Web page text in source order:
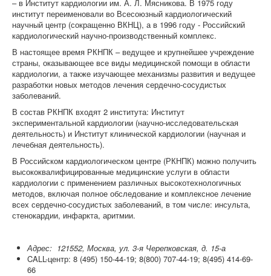
– в Институт кардиологии им. А. Л. Мясникова. В 1975 году
институт переименовали во Всесоюзный кардиологический
научный центр (сокращенно ВКНЦ), а в 1996 году - Российский
кардиологический научно-производственный комплекс.
В настоящее время РКНПК – ведущее и крупнейшее учреждение
страны, оказывающее все виды медицинской помощи в области
кардиологии, а также изучающее механизмы развития и ведущее
разработки новых методов лечения сердечно-сосудистых
заболеваний.
В состав РКНПК входят 2 института: Институт
экспериментальной кардиологии (научно-исследовательская
деятельность) и Институт клинической кардиологии (научная и
лечебная деятельность).
В Российском кардиологическом центре (РКНПК) можно получить
высококвалифицированные медицинские услуги в области
кардиологии с применением различных высокотехнологичных
методов, включая полное обследование и комплексное лечение
всех сердечно-сосудистых заболеваний, в том числе: инсульта,
стенокардии, инфаркта, аритмии.
Адрес: 121552, Москва, ул. 3-я Черепковская, д. 15-а
CALL-центр: 8 (495) 150-44-19; 8(800) 707-44-19; 8(495) 414-69-
66